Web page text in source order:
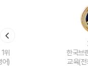
한국브랜드선호도 1위
교육(전화ㆍ화상영어)